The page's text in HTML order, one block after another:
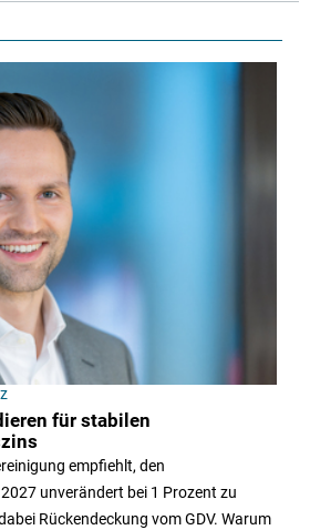
für stabilen
empfiehlt, den
unverändert bei 1 Prozent zu
Rückendeckung vom GDV. Warum